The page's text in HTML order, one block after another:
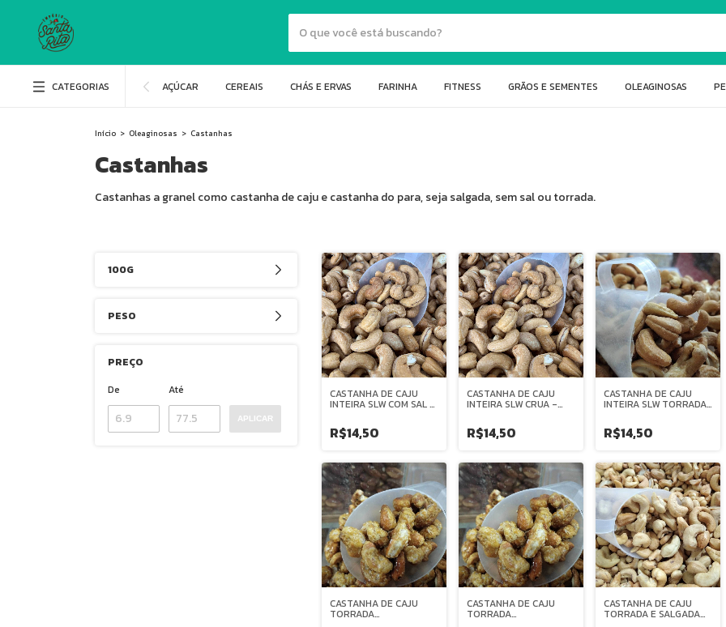
CATEGORIAS AÇÚCAR CEREAIS CHÁS E ERVAS FARINHA FITNESS GRÃOS E SEMENTES OLEAGINOSAS
Início > Oleaginosas > Castanhas
Castanhas
Castanhas a granel como castanha de caju e castanha do para, seja salgada, sem sal ou torrada.
100G
PESO
PREÇO
De
Até
APLICAR
CASTANHA DE CAJU
INTEIRA SLW COM SAL -
R$14,50
CASTANHA DE CAJU
INTEIRA SLW CRUA -
R$14,50
CASTANHA DE CAJU
INTEIRA SLW TORRADA
R$14,50
CASTANHA DE CAJU
TORRADA
CASTANHA DE CAJU
TORRADA
CASTANHA DE CAJU
TORRADA E SALGADA